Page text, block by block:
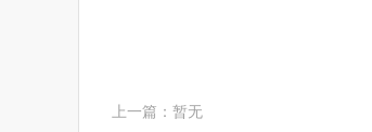
上一篇：暂无